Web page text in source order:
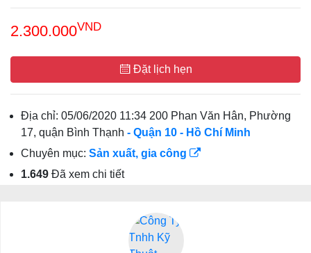
2.300.000VND
Đặt lịch hẹn
Địa chỉ: 05/06/2020 11:34 200 Phan Văn Hân, Phường
17, quận Bình Thạnh - Quận 10 - Hồ Chí Minh
Chuyên mục: Sản xuất, gia công
1.649 Đã xem chi tiết